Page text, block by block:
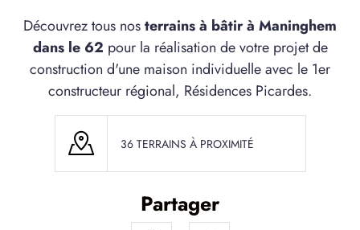
SERVICE BDL EXTENSION
Découvrez tous nosterrains à bâtir à Maninghem
dans le 62 pour la réalisation de votre projet de
construction d'une maison individuelle avec le 1er
constructeur régional, Résidences Picardes.
36 TERRAINS À PROXIMITÉ
Partager